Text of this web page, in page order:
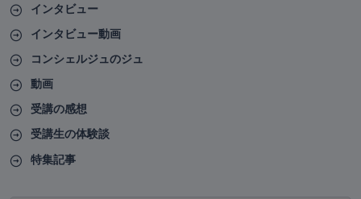
インタビュー
インタビュー動画
コンシェルジュのジュ
動画
受講の感想
受講生の体験談
特集記事